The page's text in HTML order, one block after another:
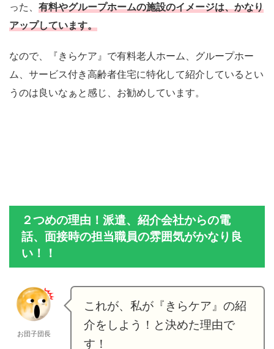
った、 有料やグループホームの施設のイメージは、かなり
アップしています。
なので、『きらケア』で有料老人ホーム、グループホー
ム、サービス付き高齢者住宅に特化して紹介しているとい
うのは良いなぁと感じ、お勧めしています。
２つめの理由！派遣、紹介会社からの電
話、面接時の担当職員の雰囲気がかなり良
い！！
お団子団長
これが、私が『きらケア』の紹
介をしよう！と決めた理由で
す！